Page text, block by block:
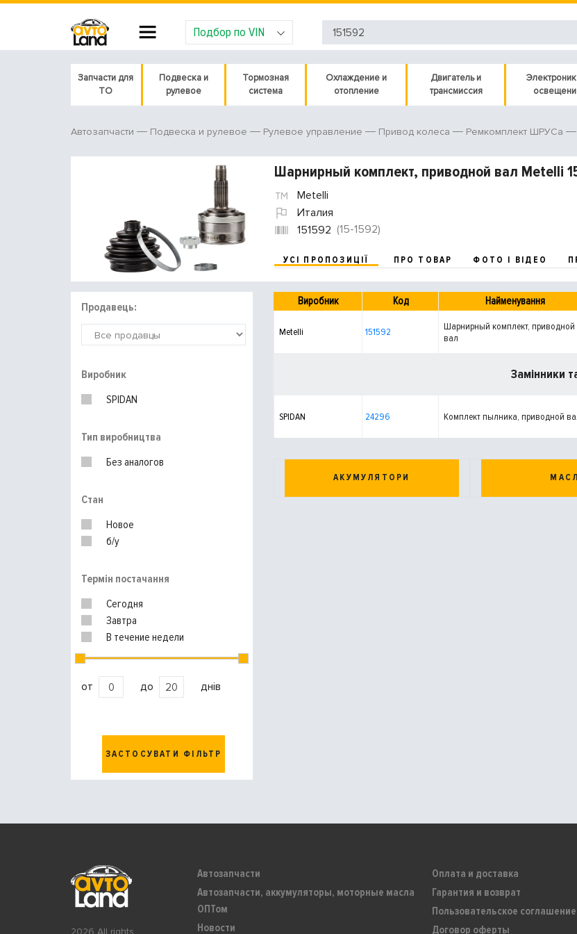
Подбор по VIN
Запчасти для
ТО
Подвеска и
рулевое
Тормозная
система
Охлаждение и
отопление
Двигатель и
трансмиссия
Автозапчасти Подвеска и рулевое Рулевое управление Привод колеса Ремкомплект ШРУСа
Шарнирный комплект, приводной вал Metelli
Metelli
Италия
151592 (15-1592)
УСІ ПРОПОЗИЦІЇ ПРО ТОВАР ФОТО І ВІДЕО
Продавець:
Виробник
SPIDAN
Тип виробництва
Без аналогов
Стан
Новое
б/у
Термін постачання
Сегодня
Завтра
В течение недели
от до днів
ЗАСТОСУВАТИ ФІЛЬТР
Виробник Код Найменування
Metelli 151592
Шарнирный комплект, приводной
вал
Замінники
SPIDAN 24296 Комплект пылника, приводной
АКУМУЛЯТОРИ
2026 All rights
Автозапчасти
Автозапчасти, аккумуляторы, моторные масла
ОПТом
Новости
Оплата и доставка
Гарантия и возврат
Пользовательское соглашение
Договор оферты